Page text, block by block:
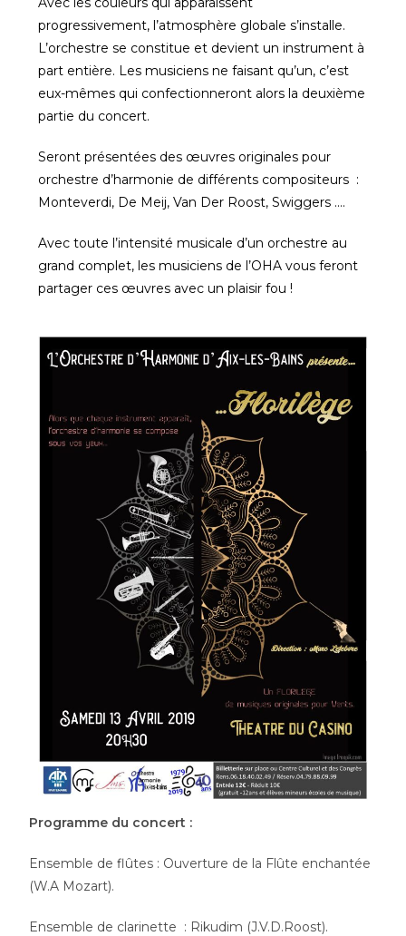
progressivement, l’atmosphère globale s’installe.
L’orchestre se constitue et devient un instrument à
part entière. Les musiciens ne faisant qu’un, c’est
eux-mêmes qui confectionneront alors la deuxième
partie du concert.
Seront présentées des œuvres originales pour
orchestre d’harmonie de différents compositeurs :
Monteverdi, De Meij, Van Der Roost, Swiggers ….
Avec toute l’intensité musicale d’un orchestre au
grand complet, les musiciens de l’OHA vous feront
partager ces œuvres avec un plaisir fou !
Programme du concert :
Ensemble de flûtes : Ouverture de la Flûte enchantée
(W.A Mozart).
Ensemble de clarinette : Rikudim (J.V.D.Roost).